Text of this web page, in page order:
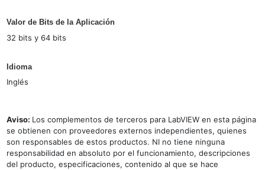
Valor de Bits de la Aplicación
32 bits y 64 bits
Idioma
Inglés
Aviso: Los complementos de terceros para LabVIEW en esta página
se obtienen con proveedores externos independientes, quienes
son responsables de estos productos. NI no tiene ninguna
responsabilidad en absoluto por el funcionamiento, descripciones
del producto, especificaciones, contenido al que se hace